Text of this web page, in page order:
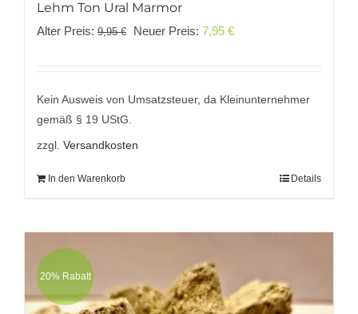
Lehm Ton Ural Marmor
Alter Preis: 9,95€
Ursprünglicher
9,95 €
Neuer Preis: 7,95 €Aktueller
7,95 €.
Kein Ausweis von Umsatzsteuer, da Kleinunternehmer
gemäß § 19 UStG.
zzgl. Versandkosten
In den Warenkorb Details
20% Rabatt